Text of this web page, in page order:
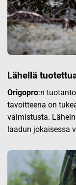
Lähellä
Origopro:n
tavoitteena on
valmistusta.
laadun jokaisessa